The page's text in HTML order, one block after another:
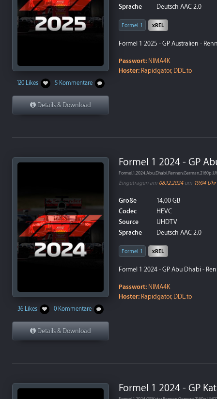
120 Likes 5 Kommentare
Details & Download
Sprache
Deutsch AAC 2.0
Formel 1 xREL
Formel 1 2025 - GP Australien -
Passwort: NIMA4K
Hoster: Rapidgator, DDL.to
36 Likes 0 Kommentare
Details & Download
Formel 1 2024 - GP
Eingetragen am 08.12.2024um 19:04 Uhr
Größe
14,00 GB
Codec
HEVC
Source
UHDTV
Sprache
Deutsch AAC 2.0
Formel 1 xREL
Formel 1 2024 - GP Abu Dhabi -
Passwort: NIMA4K
Hoster: Rapidgator, DDL.to
Formel 1 2024 - GP